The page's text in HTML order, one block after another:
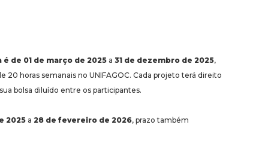
é de 01 de março de 2025 a 31 de dezembro de 2025,
20 horas semanais no UNIFAGOC. Cada projeto terá direito
bolsa diluído entre os participantes.
2025 a 28 de fevereiro de 2026, prazo também